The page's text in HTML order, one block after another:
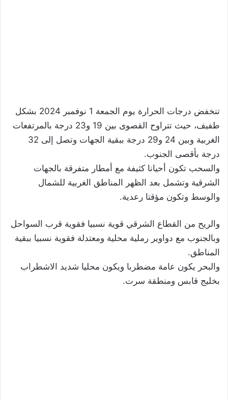
تنخفض درجات الحرارة يوم الجمعة 1 نوفمبر 2024 بشكل
طفيف، حيث تتراوح القصوى بين 19 و23 درجة بالمرتفعات
الغربية وبين 24 و29 درجة ببقية الجهات وتصل إلى 32
درجة بأقصى الجنوب.
والسحب تكون أحيانا كثيفة مع أمطار متفرقة بالجهات
الشرقية وتشمل بعد الظهر المناطق الغربية للشمال
والوسط وتكون مؤقتا رعدية.
والريح من القطاع الشرقي قوية نسبيا فقوية قرب السواحل
وبالجنوب مع دواوير رملية محلية ومعتدلة فقوية نسبيا ببقية
المناطق.
والبحر يكون عامة مضطربا ويكون محليا شديد الاشطراب
بخليج قابس ومنطقة سرت.